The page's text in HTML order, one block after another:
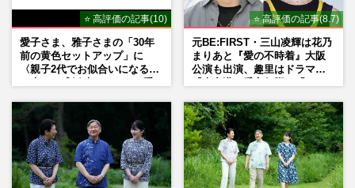
⭐ 高評価の記事(10)
愛子さま、雅子さまの「30年
前の黄色セットアップ」に
〈親子2代でお似合いになる〉
⭐ 高評価の記事(8.7)
元BE:FIRST・三山凌輝は花乃
まりあと『愛の不時着』大阪
公演も出演、趣里はドラマ